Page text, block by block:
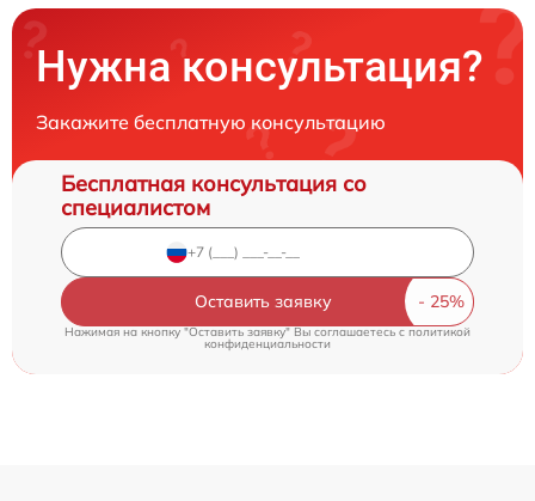
Нужна консультация?
Закажите бесплатную консультацию
Бесплатная консультация со
специалистом
Оставить заявку
Нажимая на кнопку "Оставить заявку" Вы соглашаетесь cполитикой
конфиденциальности